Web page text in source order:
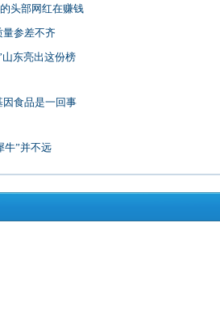
头部网红在赚钱
量参差不齐
东亮出这份榜
食品是一回事
牛”并不远